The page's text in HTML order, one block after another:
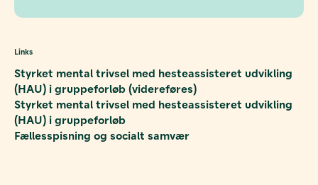
Links
Styrket mental trivsel med hesteassisteret udvikling
(HAU) i gruppeforløb (videreføres)
Styrket mental trivsel med hesteassisteret udvikling
(HAU) i gruppeforløb
Fællesspisning og socialt samvær